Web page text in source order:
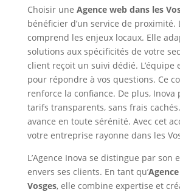
Choisir une Agence web dans les
bénéficier d’un service de proximité.
comprend les enjeux locaux. Elle
solutions aux spécificités de votre
client reçoit un suivi dédié. L’équipe
pour répondre à vos questions. Ce
renforce la confiance. De plus, Inova
tarifs transparents, sans frais
avance en toute sérénité. Avec cet
votre entreprise rayonne dans les
L’Agence Inova se distingue par son
envers ses clients. En tant qu’
Vosges, elle combine expertise et